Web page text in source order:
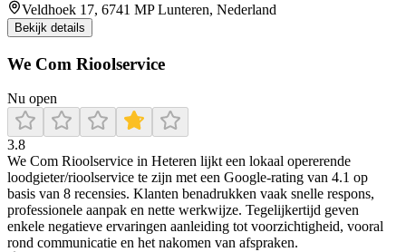
Veldhoek 17, 6741 MP Lunteren, Nederland
Bekijk details
We Com Rioolservice
Nu open
3.8
We Com Rioolservice in Heteren lijkt een lokaal opererende
loodgieter/rioolservice te zijn met een Google-rating van 4.1 op
basis van 8 recensies. Klanten benadrukken vaak snelle respons,
professionele aanpak en nette werkwijze. Tegelijkertijd geven
enkele negatieve ervaringen aanleiding tot voorzichtigheid, vooral
rond communicatie en het nakomen van afspraken.